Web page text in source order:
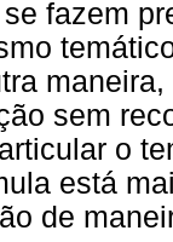
fazem
sem
o
está
de